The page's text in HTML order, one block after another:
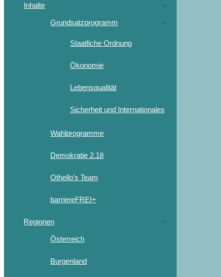
Inhalte
Grundsatzprogramm
Staatliche Ordnung
Ökonomie
Lebensqualität
Sicherheit und Internationales
Wahlprogramme
Demokratie 2.18
Othello’s Team
barriereFREI+
Regionen
Österreich
Burgenland